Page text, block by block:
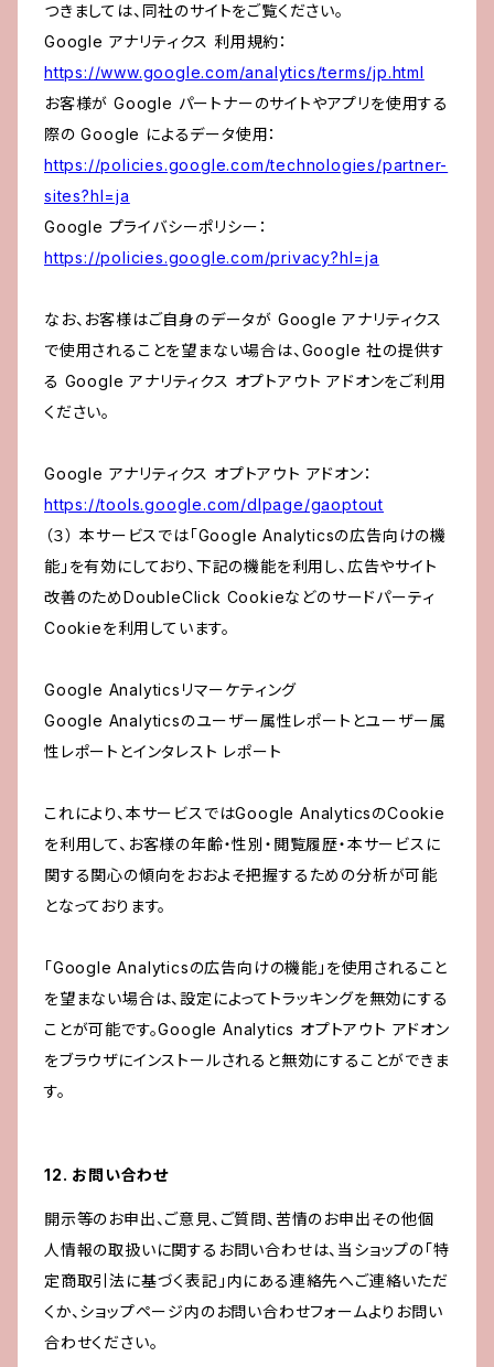
つきましては、同社のサイトをご覧ください。
Google アナリティクス 利用規約：
https://www.google.com/analytics/terms/jp.html
お客様が Google パートナーのサイトやアプリを使用する
際の Google によるデータ使用：
https://policies.google.com/technologies/partner-
sites?hl=ja
Google プライバシーポリシー：
https://policies.google.com/privacy?hl=ja
なお、お客様はご自身のデータが Google アナリティクス
で使用されることを望まない場合は、Google 社の提供す
る Google アナリティクス オプトアウト アドオンをご利用
ください。
Google アナリティクス オプトアウト アドオン：
https://tools.google.com/dlpage/gaoptout
（３） 本サービスでは「Google Analyticsの広告向けの機
能」を有効にしており、下記の機能を利用し、広告やサイト
改善のためDoubleClick Cookieなどのサードパーティ
Cookieを利用しています。
Google Analyticsリマーケティング
Google Analyticsのユーザー属性レポートとユーザー属
性レポートとインタレスト レポート
これにより、本サービスではGoogle AnalyticsのCookie
を利用して、お客様の年齢・性別・閲覧履歴・本サービスに
関する関心の傾向をおおよそ把握するための分析が可能
となっております。
「Google Analyticsの広告向けの機能」を使用されること
を望まない場合は、設定によってトラッキングを無効にする
ことが可能です。Google Analytics オプトアウト アドオン
をブラウザにインストールされると無効にすることができま
す。
12. お問い合わせ
開示等のお申出、ご意見、ご質問、苦情のお申出その他個
人情報の取扱いに関するお問い合わせは、当ショップの「特
定商取引法に基づく表記」内にある連絡先へご連絡いただ
くか、ショップページ内のお問い合わせフォームよりお問い
合わせください。